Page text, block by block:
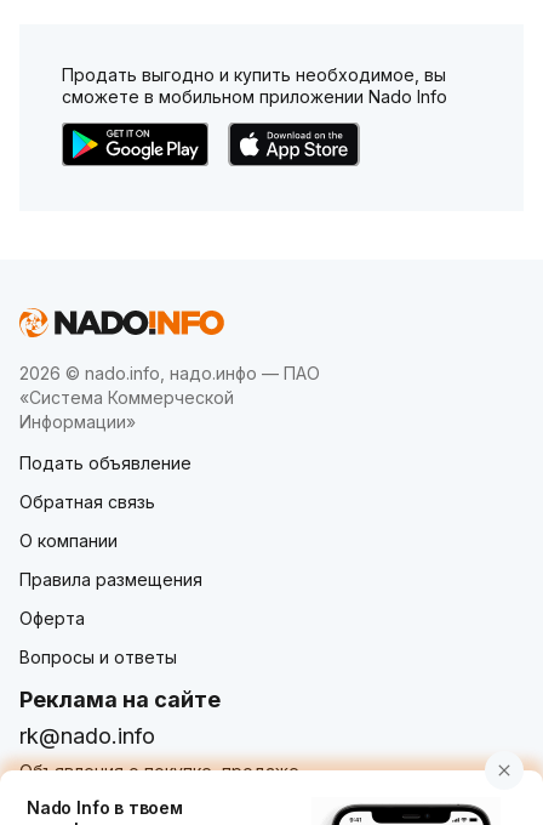
Продать выгодно и купить необходимое, вы
сможете в мобильном приложении Nado Info
2026 © nado.info, надо.инфо — ПАО
«Система Коммерческой
Информации»
Подать объявление
Обратная связь
О компании
Правила размещения
Оферта
Вопросы и ответы
Реклама на сайте
rk@nado.info
Объявления о покупке, продаже,
услугах от частных лиц и организаций
Nado Info в твоем